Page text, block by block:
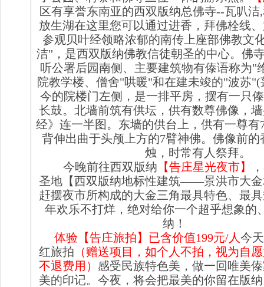
区有享誉东南亚的西双版纳总佛寺--瓦叭
放生湖在这里您可以通过进香，拜佛栓线
参观贝叶经领略浓郁的南传上座部佛教文
洁"，是西双版纳佛教信徒朝圣的中心。佛
听公署后园南侧、主要建筑物有傣语称为"
院教学楼、僧舍"哄暖"和在建未竣的"波苏
今的院楼门左侧，是一排平房，摆有一只
长鼓。北墙前筑有供坛，供有数尊佛像，
经》连一半图。东墙的供台上，供有一尊有
背伸出曲于头颅上方的7臂神佛。佛像前
烛，时常有人祭拜。
今晚前往西双版纳 【告庄星光夜市】
圣地【西双版纳地标性建筑——景洪市大
赶摆夜市所构成的大金三角最具特色、最
年欢乐不打烊，绝对给你一个超乎想象的
纳！
体验 【告庄旅拍】已含价值199元/人今
红旅拍 （赠送项目，如个人不拍，视为自
不退费用） 感受民族特色美，做一回唯美
美的印记。今夜，将会把最美的你留在版